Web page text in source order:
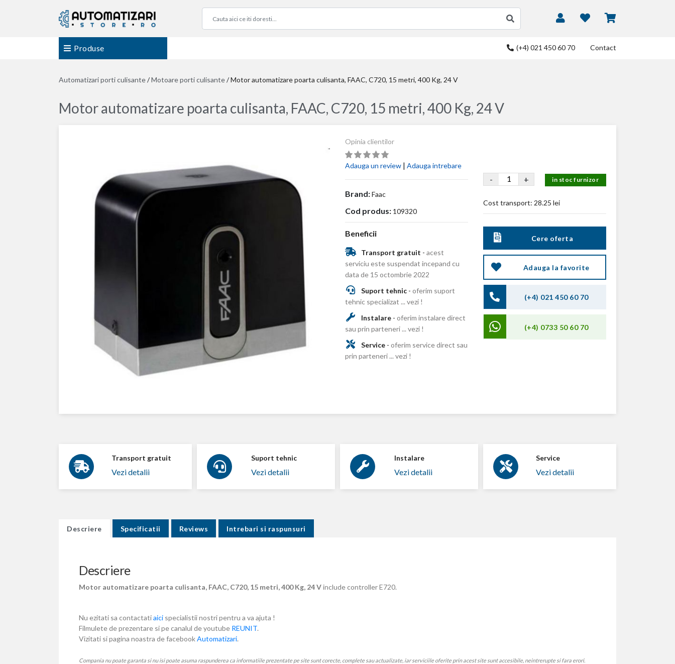
Produse (+4) 021 450 60 70 Contact
Automatizari porti culisante/Motoare porti culisante/Motor automatizare poarta culisanta, FAAC, C720, 15 metri, 400 Kg, 24 V
Motor automatizare poarta culisanta, FAAC, C720, 15 metri, 400 Kg, 24 V
Opinia clientilor
Adauga un review | Adauga intrebare
Brand:Faac
Cod produs: 109320
Beneficii
Transport gratuit - acest
serviciu este suspendat incepand cu
data de 15 octombrie 2022
Suport tehnic- oferim suport
tehnic specializat ... vezi !
Instalare- oferim instalare direct
sau prin parteneri ... vezi !
Service- oferim service direct sau
prin parteneri ... vezi !
- + in stoc furnizor
Cost transport: 28.25 lei
Cere oferta
Adauga la favorite
(+4) 021 450 60 70
(+4) 0733 50 60 70
Transport gratuit
Vezi detalii
Suport tehnic
Vezi detalii
Instalare
Vezi detalii
Service
Vezi detalii
Descriere Specificatii Reviews Intrebari si raspunsuri
Descriere
Motor automatizare poarta culisanta, FAAC, C720, 15 metri, 400 Kg, 24 Vinclude controller E720.
Nu ezitati sa contactatiaici specialistii nostri pentru a va ajuta !
Filmulete de prezentare si pe canalul de youtube REUNIT.
Vizitati si pagina noastra de facebookAutomatizari.
Compania nu poate garanta si nu isi poate asuma raspunderea ca informatiile prezentate pe site sunt corecte, complete sau actualizate, iar serviciile oferite prin acest site sunt accesibile, neintrerupte si fara erori.